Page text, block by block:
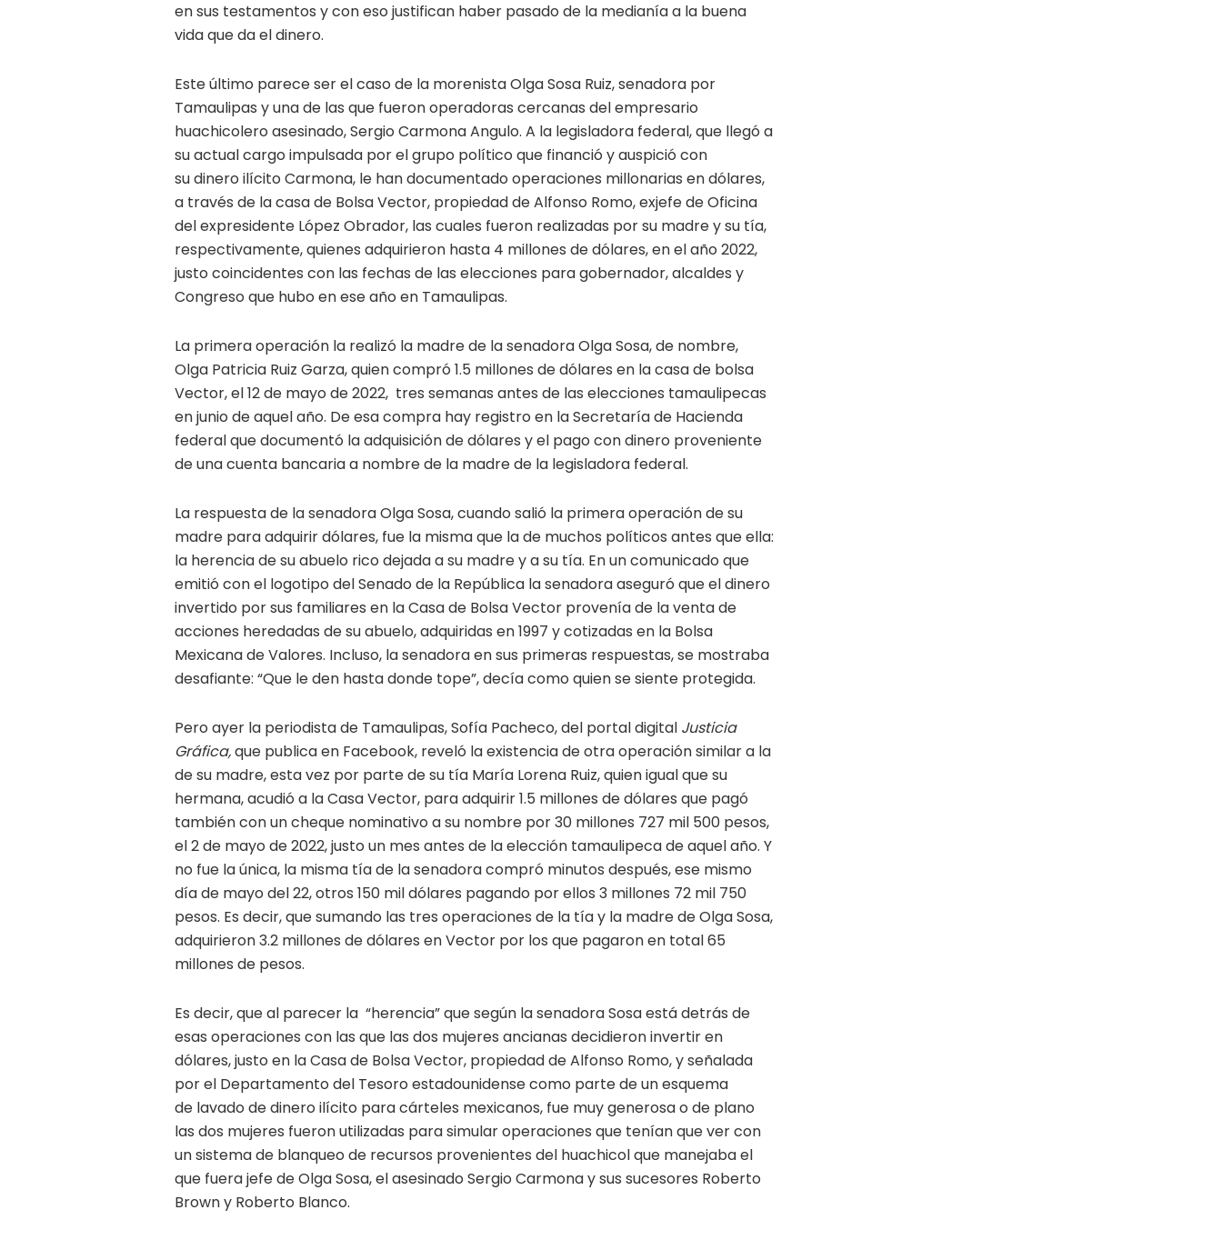
en sus testamentos y con eso justifican haber pasado de la medianía a la buena
vida que da el dinero.
Este último parece ser el caso de la morenista Olga Sosa Ruiz, senadora por
Tamaulipas y una de las que fueron operadoras cercanas del empresario
huachicolero asesinado, Sergio Carmona Angulo. A la legisladora federal, que llegó a
su actual cargo impulsada por el grupo político que financió y auspició con
su dinero ilícito Carmona, le han documentado operaciones millonarias en dólares,
a través de la casa de Bolsa Vector, propiedad de Alfonso Romo, exjefe de Oficina
del expresidente López Obrador, las cuales fueron realizadas por su madre y su tía,
respectivamente, quienes adquirieron hasta 4 millones de dólares, en el año 2022,
justo coincidentes con las fechas de las elecciones para gobernador, alcaldes y
Congreso que hubo en ese año en Tamaulipas.
La primera operación la realizó la madre de la senadora Olga Sosa, de nombre,
Olga Patricia Ruiz Garza, quien compró 1.5 millones de dólares en la casa de bolsa
Vector, el 12 de mayo de 2022, tres semanas antes de las elecciones tamaulipecas
en junio de aquel año. De esa compra hay registro en la Secretaría de Hacienda
federal que documentó la adquisición de dólares y el pago con dinero proveniente
de una cuenta bancaria a nombre de la madre de la legisladora federal.
La respuesta de la senadora Olga Sosa, cuando salió la primera operación de su
madre para adquirir dólares, fue la misma que la de muchos políticos antes que ella:
la herencia de su abuelo rico dejada a su madre y a su tía. En un comunicado que
emitió con el logotipo del Senado de la República la senadora aseguró que el dinero
invertido por sus familiares en la Casa de Bolsa Vector provenía de la venta de
acciones heredadas de su abuelo, adquiridas en 1997 y cotizadas en la Bolsa
Mexicana de Valores. Incluso, la senadora en sus primeras respuestas, se mostraba
desafiante: “Que le den hasta donde tope”, decía como quien se siente protegida.
Pero ayer la periodista de Tamaulipas, Sofía Pacheco, del portal digital Justicia
Gráfica,que publica en Facebook, reveló la existencia de otra operación similar a la
de su madre, esta vez por parte de su tía María Lorena Ruiz, quien igual que su
hermana, acudió a la Casa Vector, para adquirir 1.5 millones de dólares que pagó
también con un cheque nominativo a su nombre por 30 millones 727 mil 500 pesos,
el 2 de mayo de 2022, justo un mes antes de la elección tamaulipeca de aquel año. Y
no fue la única, la misma tía de la senadora compró minutos después, ese mismo
día de mayo del 22, otros 150 mil dólares pagando por ellos 3 millones 72 mil 750
pesos. Es decir, que sumando las tres operaciones de la tía y la madre de Olga Sosa,
adquirieron 3.2 millones de dólares en Vector por los que pagaron en total 65
millones de pesos.
Es decir, que al parecer la “herencia” que según la senadora Sosa está detrás de
esas operaciones con las que las dos mujeres ancianas decidieron invertir en
dólares, justo en la Casa de Bolsa Vector, propiedad de Alfonso Romo, y señalada
por el Departamento del Tesoro estadounidense como parte de un esquema
de lavado de dinero ilícito para cárteles mexicanos, fue muy generosa o de plano
las dos mujeres fueron utilizadas para simular operaciones que tenían que ver con
un sistema de blanqueo de recursos provenientes del huachicol que manejaba el
que fuera jefe de Olga Sosa, el asesinado Sergio Carmona y sus sucesores Roberto
Brown y Roberto Blanco.